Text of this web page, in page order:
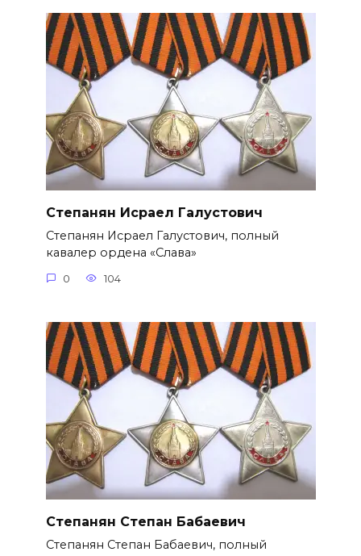
Степанян Исраел Галустович
Степанян Исраел Галустович, полный
кавалер ордена «Слава»
0 104
Степанян Степан Бабаевич
Степанян Степан Бабаевич, полный